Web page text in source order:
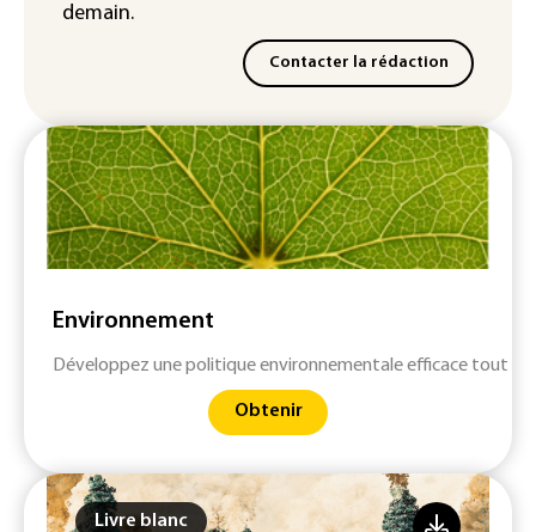
demain.
Contacter la rédaction
Environnement
Développez une politique environnementale efficace tout
Obtenir
Livre blanc